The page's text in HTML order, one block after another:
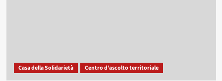
Casa della Solidarietà Centro d’ascolto territoriale